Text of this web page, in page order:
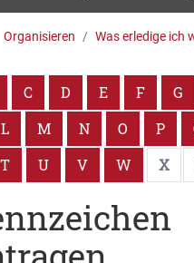
Organisieren Was erledige ich
C D E F G
L M N O P
T
U V W X